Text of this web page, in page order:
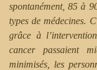
spontanément, 85 à
types de médecines.
grâce à
cancer passaient
minimisés, les